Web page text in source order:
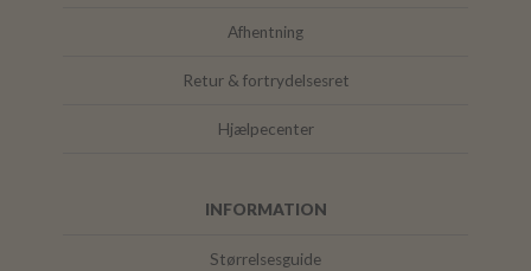
Afhentning
Retur & fortrydelsesret
Hjælpecenter
INFORMATION
Størrelsesguide